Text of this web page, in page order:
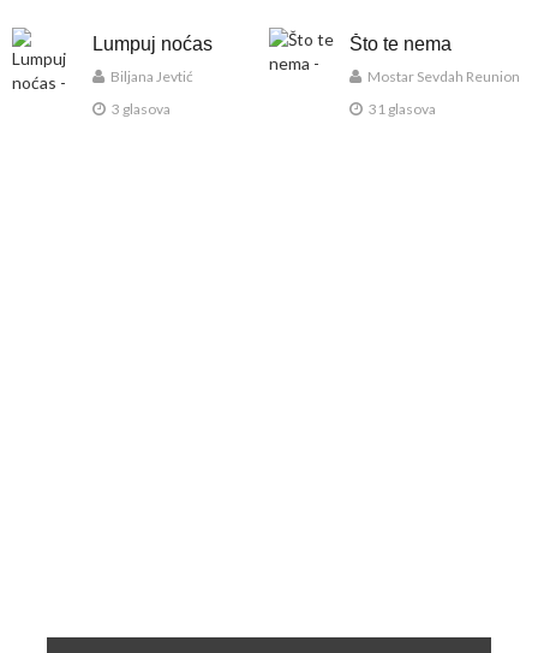
Lumpuj noćas
Biljana Jevtić
3 glasova
Što te nema
Mostar Sevdah Reunion
31 glasova